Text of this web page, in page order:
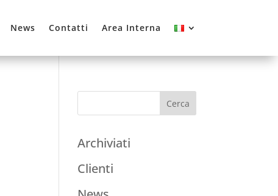
News Contatti Area Interna
Archiviati
Clienti